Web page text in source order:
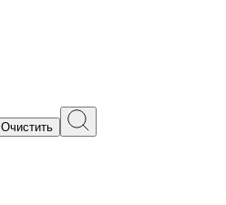
Очистить